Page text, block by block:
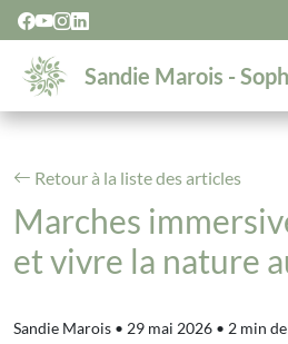
Sandie Marois -
Retour à la liste des articles
Marches
et vivre la nature
Sandie Marois • 29 mai 2026 • 2 min